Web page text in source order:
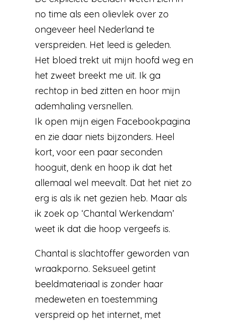
no time als een olievlek over zo
ongeveer heel Nederland te
verspreiden. Het leed is geleden.
Het bloed trekt uit mijn hoofd weg en
het zweet breekt me uit. Ik ga
rechtop in bed zitten en hoor mijn
ademhaling versnellen.
Ik open mijn eigen Facebookpagina
en zie daar niets bijzonders. Heel
kort, voor een paar seconden
hooguit, denk en hoop ik dat het
allemaal wel meevalt. Dat het niet zo
erg is als ik net gezien heb. Maar als
ik zoek op ‘Chantal Werkendam’
weet ik dat die hoop vergeefs is.
Chantal is slachtoffer geworden van
wraakporno. Seksueel getint
beeldmateriaal is zonder haar
medeweten en toestemming
verspreid op het internet, met